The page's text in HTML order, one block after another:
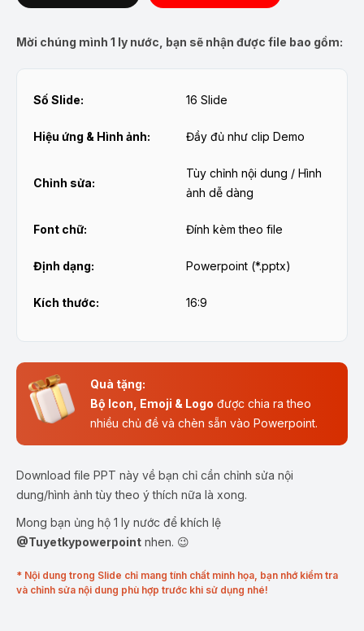
Mời chúng mình 1 ly nước, bạn sẽ nhận được file bao gồm:
Số Slide: 16 Slide
Hiệu ứng & Hình ảnh: Đầy đủ như clip Demo
Chỉnh sửa:
Tùy chỉnh nội dung / Hình
ảnh dễ dàng
Font chữ: Đính kèm theo file
Định dạng: Powerpoint (*.pptx)
Kích thước: 16:9
Quà tặng:
Bộ Icon, Emoji & Logo được chia ra theo
nhiều chủ đề và chèn sẵn vào Powerpoint.
Download file PPT này về bạn chỉ cần chỉnh sửa nội
dung/hình ảnh tùy theo ý thích nữa là xong.
Mong bạn ủng hộ 1 ly nước để khích lệ
@Tuyetkypowerpoint nhen. 😉
* Nội dung trong Slide chỉ mang tính chất minh họa, bạn nhớ kiểm tra
và chỉnh sửa nội dung phù hợp trước khi sử dụng nhé!